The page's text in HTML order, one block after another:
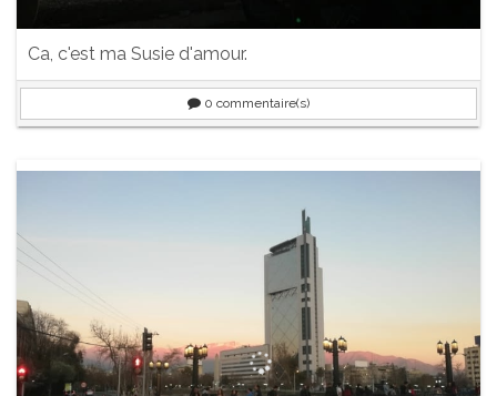
Ca, c'est ma Susie d'amour.
0 commentaire(s)